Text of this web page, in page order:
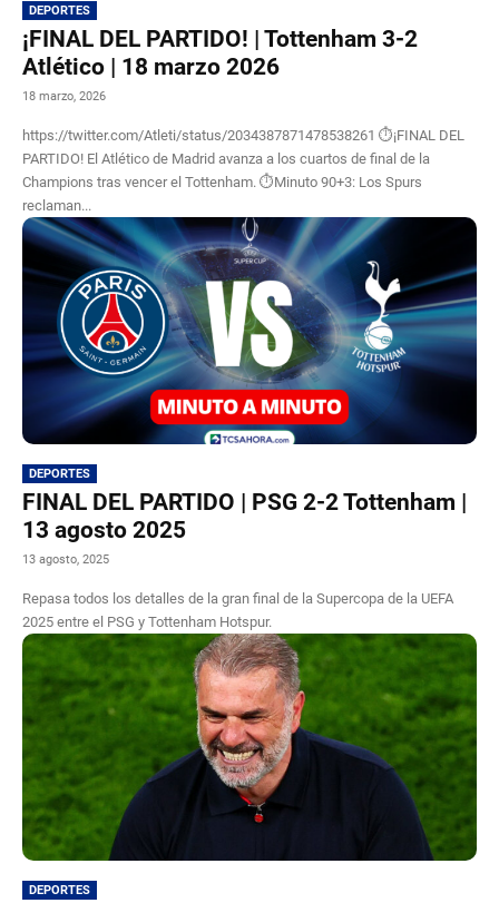
DEPORTES
¡FINAL DEL PARTIDO! | Tottenham 3-2
Atlético | 18 marzo 2026
18 marzo, 2026
https://twitter.com/Atleti/status/2034387871478538261 ⏱️¡FINAL DEL
PARTIDO! El Atlético de Madrid avanza a los cuartos de final de la
Champions tras vencer el Tottenham. ⏱️Minuto 90+3: Los Spurs
reclaman...
DEPORTES
FINAL DEL PARTIDO | PSG 2-2 Tottenham |
13 agosto 2025
13 agosto, 2025
Repasa todos los detalles de la gran final de la Supercopa de la UEFA
2025 entre el PSG y Tottenham Hotspur.
DEPORTES